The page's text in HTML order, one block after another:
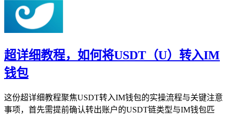
超详细教程，如何将USDT（U）转入IM
钱包
这份超详细教程聚焦USDT转入IM钱包的实操流程与关键注意
事项，首先需提前确认转出账户的USDT链类型与IM钱包匹